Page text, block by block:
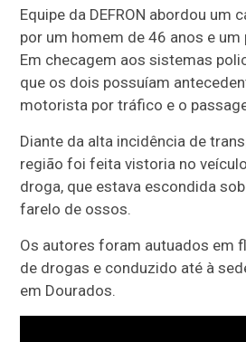
Equipe da DEFRON abordou um
por um homem de 46 anos e
Em checagem aos sistemas
que os dois possuíam
motorista por tráfico e o
Diante da alta incidência de
região foi feita vistoria no
droga, que estava escondida
farelo de ossos.
Os autores foram autuados em
de drogas e conduzido até à
em Dourados.